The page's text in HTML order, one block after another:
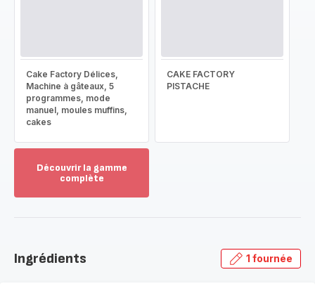
Cake Factory Délices,
Machine à gâteaux, 5
programmes, mode
manuel, moules muffins,
cakes
CAKE FACTORY
PISTACHE
Découvrir la gamme
complète
gamme
Ingrédients 1 fournée